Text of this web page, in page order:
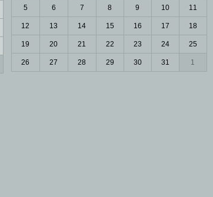
5 6 7 8 9 10 11
12 13 14 15 16 17 18
19 20 21 22 23 24 25
26 27 28 29 30 31 1